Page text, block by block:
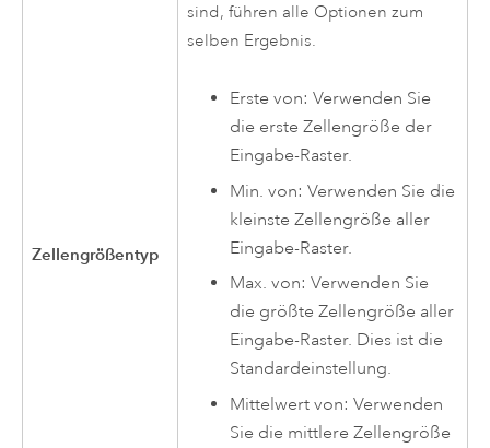
Zellengrößentyp
sind, führen alle Optionen zum
selben Ergebnis.
Erste von: Verwenden Sie
die erste Zellengröße der
Eingabe-Raster.
Min. von: Verwenden Sie die
kleinste Zellengröße aller
Eingabe-Raster.
Max. von: Verwenden Sie
die größte Zellengröße aller
Eingabe-Raster. Dies ist die
Standardeinstellung.
Mittelwert von: Verwenden
Sie die mittlere Zellengröße